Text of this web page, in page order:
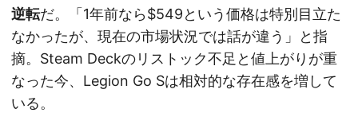
逆転だ。「1年前なら$549という価格は特別目立た
なかったが、現在の市場状況では話が違う」と指
摘。Steam Deckのリストック不足と値上がりが重
なった今、Legion Go Sは相対的な存在感を増して
いる。